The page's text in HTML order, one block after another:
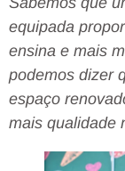
equipada
ensina e mais
podemos dizer
espaço
mais qualidade